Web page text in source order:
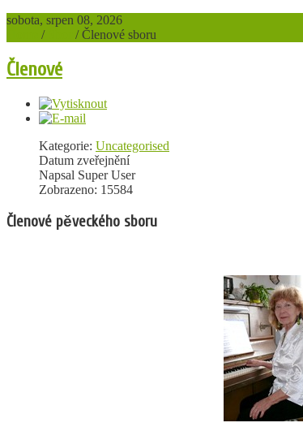
sobota, srpen 08, 2026
/ /Členové sboru
Členové
Kategorie: Uncategorised
Datum zveřejnění
Napsal Super User
Zobrazeno: 15584
Členové pěveckého sboru